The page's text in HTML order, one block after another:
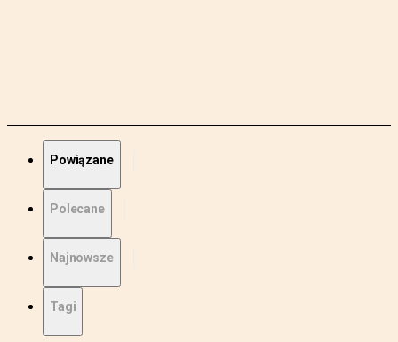
Powiązane
Polecane
Najnowsze
Tagi